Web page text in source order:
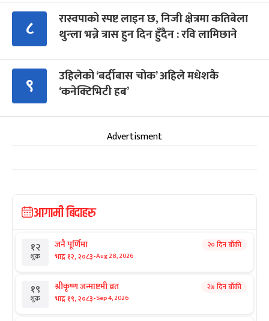
८
रास्वपाको स्पष्ट लाइन छ, निजी क्षेत्रमा कतिबेला
थुन्ला भन्ने त्रास हुन दिन हुँदैन : रवि लामिछाने
९
उहिलेको ‘बर्दीबास चोक’ अहिले मधेशकै
‘कनेक्टिभिटी हब’
Advertisment
आगामी बिदाहरु
१२
शुक्र
जनै पूर्णिमा
भाद्र १२, २०८३-Aug 28, 2026
२० दिन बाँकी
१९
शुक्र
श्रीकृष्ण जन्माष्टमी व्रत
भाद्र १९, २०८३-Sep 4, 2026
२७ दिन बाँकी